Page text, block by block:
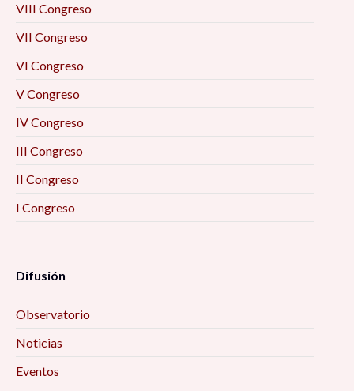
VIII Congreso
VII Congreso
VI Congreso
V Congreso
IV Congreso
III Congreso
II Congreso
I Congreso
Difusión
Observatorio
Noticias
Eventos